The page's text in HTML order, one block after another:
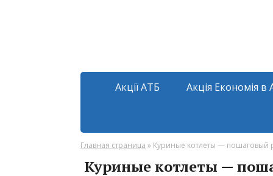
Акції АТБ Акція Економія в
Главная страница » Куриные котлеты — пошаговый
Куриные котлеты —